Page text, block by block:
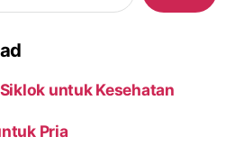
untuk Kesehatan
Pria